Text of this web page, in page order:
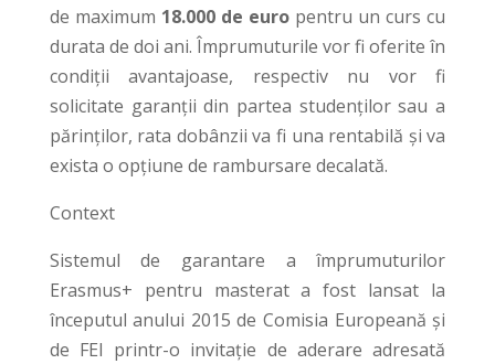
de maximum 18.000 de euro pentru un curs cu
durata de doi ani. Împrumuturile vor fi oferite în
condiții avantajoase, respectiv nu vor fi
solicitate garanții din partea studenților sau a
părinților, rata dobânzii va fi una rentabilă și va
exista o opțiune de rambursare decalată.
Context
Sistemul de garantare a împrumuturilor
Erasmus+ pentru masterat a fost lansat la
începutul anului 2015 de Comisia Europeană și
de FEI printr-o invitație de aderare adresată